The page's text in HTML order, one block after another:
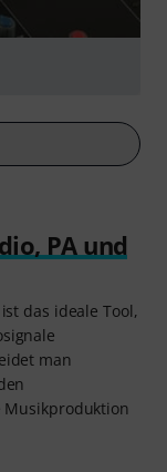
PA und
das ideale Tool,
man